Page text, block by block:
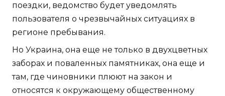
поездки, ведомство будет уведомлять
пользователя о чрезвычайных ситуациях в
регионе пребывания.
Но Украина, она еще не только в двухцветных
заборах и поваленных памятниках, она еще и
там, где чиновники плюют на закон и
относятся к окружающему общественному